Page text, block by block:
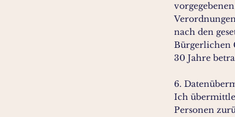
nach den
Bürgerlichen
30 Jahre
6.
Ich
Personen